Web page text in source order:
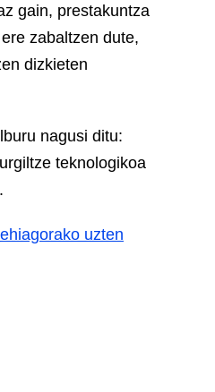
gain, prestakuntza
zabaltzen dute,
dizkieten
nagusi ditu:
teknologikoa
uzten